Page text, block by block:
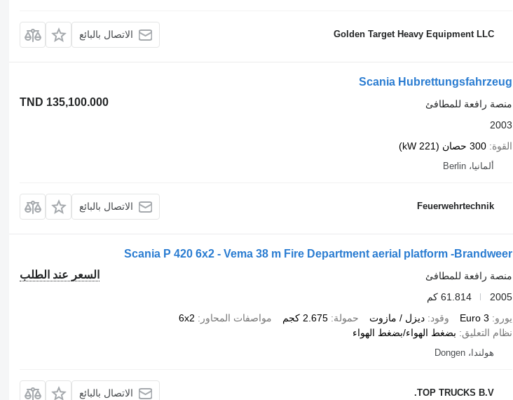
Golden Target Heavy Equipment LLC الاتصال بالبائع
Scania Hubrettungsfahrzeug
TND 135,100.000
منصة رافعة للمطافئ
2003
القوة 300 حصان (221 kW)
ألمانيا، Berlin
Feuerwehrtechnik الاتصال بالبائع
Scania P 420 6x2 - Vema 38 m Fire Department aerial platform -Brandweer
السعر عند الطلب
منصة رافعة للمطافئ
2005
61.814 كم
يورو
Euro 3 وقود ديزل / مازوت حمولة 2.675 كجم مواصفات المحاور
6x2
نظام التعليق
بضغط الهواء/بضغط الهواء
هولندا، Dongen
TOP TRUCKS B.V. الاتصال بالبائع